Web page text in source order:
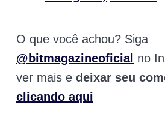
O que você achou? Siga
@bitmagazineoficial no
ver mais e deixar seu
clicando aqui